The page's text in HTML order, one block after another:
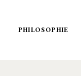
PHILOSOPHIE